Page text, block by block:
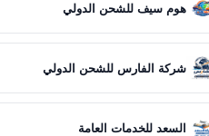
هوم سيف للشحن الدولي
شركة الفارس للشحن الدولي
السعد للخدمات العامة